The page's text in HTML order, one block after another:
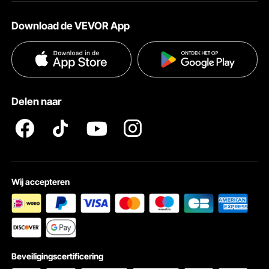
Doordachte hulpmiddelen
diner te genieten.
Hulp en veelgestelde vragen
Voorwaarden van de dienst
Privacybeleid
Download de VEVOR App
Delen naar
Wij accepteren
Beveiligingscertificering